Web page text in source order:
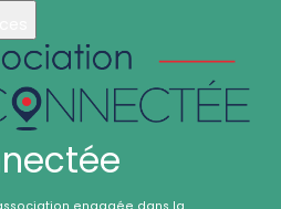
tilitaires deProximité
véhicules